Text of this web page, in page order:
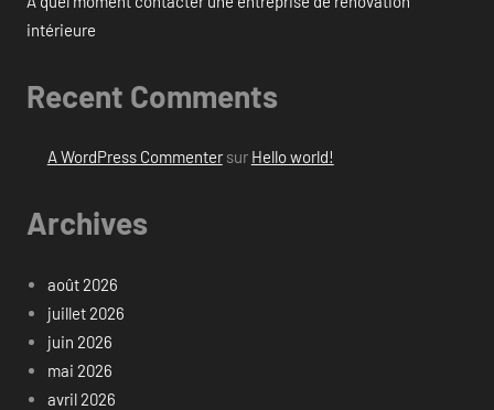
intérieure
Recent Comments
A WordPress Commentersur Hello world!
Archives
août 2026
juillet 2026
juin 2026
mai 2026
avril 2026